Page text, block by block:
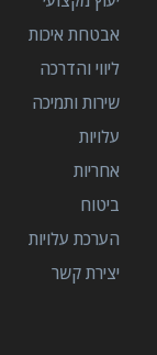
אבטחת איכות
ליווי והדרכה
שירות ותמיכה
עלויות
אחריות
ביטוח
הערכת עלויות
יצירת קשר